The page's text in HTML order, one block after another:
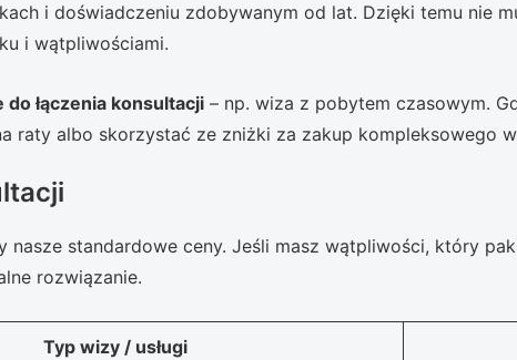
i doświadczeniu zdobywanym od lat. Dzięki temu nie
i wątpliwościami.
łączenia konsultacji – np. wiza z pobytem czasowym.
raty albo skorzystać ze zniżki za zakup kompleksowego
nasze standardowe ceny. Jeśli masz wątpliwości, który
rozwiązanie.
Typ wizy / usługi